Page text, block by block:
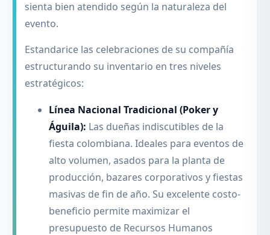
sienta bien atendido según la naturaleza del
evento.
Estandarice las celebraciones de su compañía
estructurando su inventario en tres niveles
estratégicos:
Línea Nacional Tradicional (Poker y
Águila): Las dueñas indiscutibles de la
fiesta colombiana. Ideales para eventos de
alto volumen, asados para la planta de
producción, bazares corporativos y fiestas
masivas de fin de año. Su excelente costo-
beneficio permite maximizar el
presupuesto de Recursos Humanos